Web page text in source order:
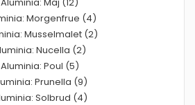
Morgenfrue (4)
Musselmalet (2)
Nucella (2)
Aluminia: Poul (5)
Prunella (9)
Solbrud (4)